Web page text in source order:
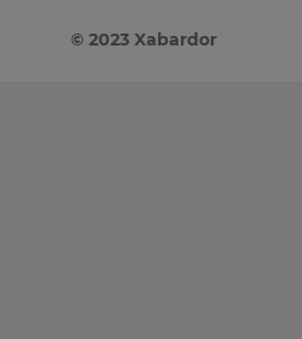
© 2023 Xabardor